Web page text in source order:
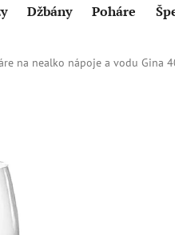
Džbány Poháre
na nealko nápoje a vodu Gina